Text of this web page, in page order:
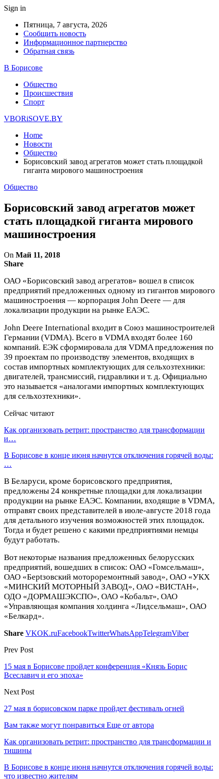
Sign in
Пятница, 7 августа, 2026
Сообщить новость
Информационное партнерство
Обратная связь
В Борисове
Общество
Происшествия
Спорт
VBORiSOVE.BY
Home
Новости
Общество
Борисовский завод агрегатов может стать площадкой
гиганта мирового машиностроения
Общество
Борисовский завод агрегатов может
стать площадкой гиганта мирового
машиностроения
On Май 11, 2018
Share
ОАО «Борисовский завод агрегатов» вошел в список
предприятий предложенных одному из гигантов мирового
машиностроения — корпорация John Deere — для
локализации продукции на рынке ЕАЭС.
John Deere International входит в Союз машиностроителей
Германии (VDMA). Всего в VDMA входят более 160
компаний. ЕЭК сформировала для VDMA предложения по
39 проектам по производству элементов, входящих в
состав импортных комплектующих для сельхозтехники:
двигателей, трансмиссий, гидравлики и т. д. Официально
это называется «аналогами импортных комплектующих
для сельхозтехники».
Сейчас читают
Как организовать ретрит: пространство для трансформации
и…
В Борисове в конце июня начнутся отключения горячей воды:
…
В Беларуси, кроме борисовского предприятия,
предложены 24 конкретные площадки для локализации
продукции на рынке ЕАЭС. Компании, входящие в VDMA,
отправят своих представителей в июле-августе 2018 года
для детального изучения возможностей этих площадок.
Тогда и будет решено с какими предприятиями немцы
будут работать.
Вот некоторые названия предложенных белорусских
предприятий, вошедших в список: ОАО «Гомсельмаш»,
ОАО «Берtзовский мотороремонтный завод», ОАО «УКХ
«МИНСКИЙ МОТОРНЫЙ ЗАВОД», ОАО «ВИСТАН»,
ОДО «ДОРМАШЭКСПО», ОАО «Кобальт», ОАО
«Управляющая компания холдинга «Лидсельмаш», ОАО
«Белкард».
Share VKOK.ruFacebookTwitterWhatsAppTelegramViber
Prev Post
15 мая в Борисове пройдет конференция «Князь Борис
Всеславич и его эпоха»
Next Post
27 мая в борисовском парке пройдет фестиваль огней
Вам также могут понравиться Еще от автора
Как организовать ретрит: пространство для трансформации и
тишины
В Борисове в конце июня начнутся отключения горячей воды:
что известно жителям